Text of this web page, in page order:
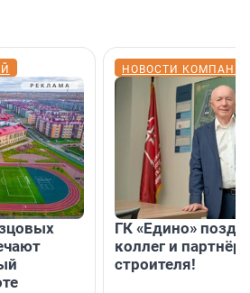
НОВОСТИ
ГК «Едино»
коллег и
строителя!